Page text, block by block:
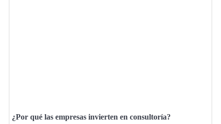
¿Por qué las empresas invierten en consultoría?